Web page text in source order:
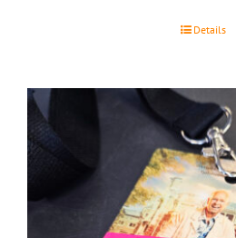
Details